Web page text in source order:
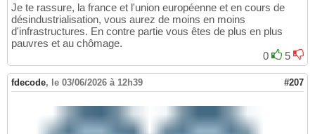
Je te rassure, la france et l'union européenne et en cours de
désindustrialisation, vous aurez de moins en moins
d'infrastructures. En contre partie vous êtes de plus en plus
pauvres et au chômage.
0
5
fdecode, le 03/06/2026 à 12h39 #207